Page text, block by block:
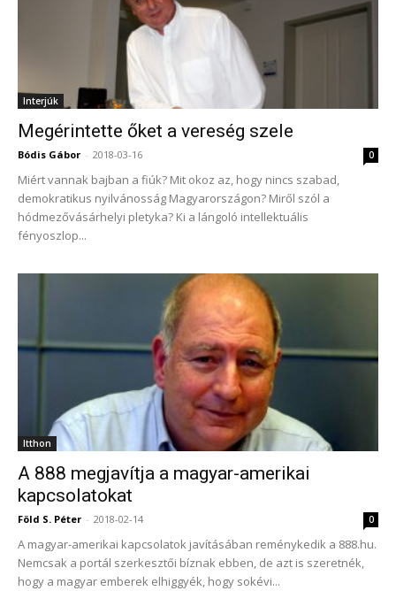
Interjúk
Megérintette őket a vereség szele
Bódis Gábor - 2018-03-16 0
Miért vannak bajban a fiúk? Mit okoz az, hogy nincs szabad,
demokratikus nyilvánosság Magyarországon? Miről szól a
hódmezővásárhelyi pletyka? Ki a lángoló intellektuális
fényoszlop...
Itthon
A 888 megjavítja a magyar-amerikai
kapcsolatokat
Föld S. Péter - 2018-02-14 0
A magyar-amerikai kapcsolatok javításában reménykedik a 888.hu.
Nemcsak a portál szerkesztői bíznak ebben, de azt is szeretnék,
hogy a magyar emberek elhiggyék, hogy sokévi...